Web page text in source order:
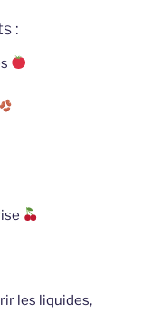
:
les liquides,